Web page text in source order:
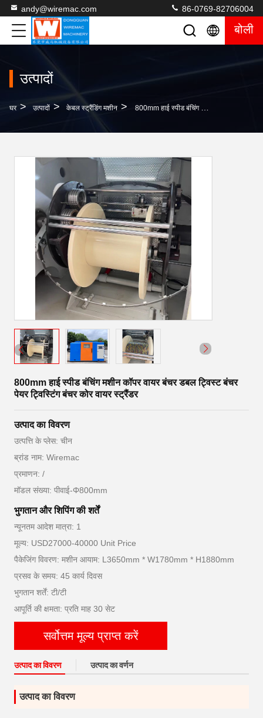
andy@wiremac.com 86-0769-82706004
बोली
उत्पादों
घर > उत्पादों > केबल स्ट्रैंडिंग मशीन > 800mm हाई स्पीड बंचिंग मशीन कॉपर वायर बंचर डबल ट्विस्ट बंचर पेयर ट्विस्टिंग बंचर कोर वायर स्ट्रैंडर
800mm हाई स्पीड बंचिंग मशीन कॉपर वायर बंचर डबल ट्विस्ट बंचर
पेयर ट्विस्टिंग बंचर कोर वायर स्ट्रैंडर
उत्पाद का विवरण
उत्पत्ति के प्लेस: चीन
ब्रांड नाम: Wiremac
प्रमाणन: /
मॉडल संख्या: पीवाई-Φ800mm
भुगतान और शिपिंग की शर्तें
न्यूनतम आदेश मात्रा: 1
मूल्य: USD27000-40000 Unit Price
पैकेजिंग विवरण: मशीन आयाम: L3650mm * W1780mm * H1880mm
प्रसव के समय: 45 कार्य दिवस
भुगतान शर्तें: टी/टी
आपूर्ति की क्षमता: प्रति माह 30 सेट
सर्वोत्तम मूल्य प्राप्त करें
उत्पाद का विवरण उत्पाद का वर्णन
उत्पाद का विवरण